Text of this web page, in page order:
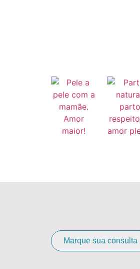
Marque sua consulta